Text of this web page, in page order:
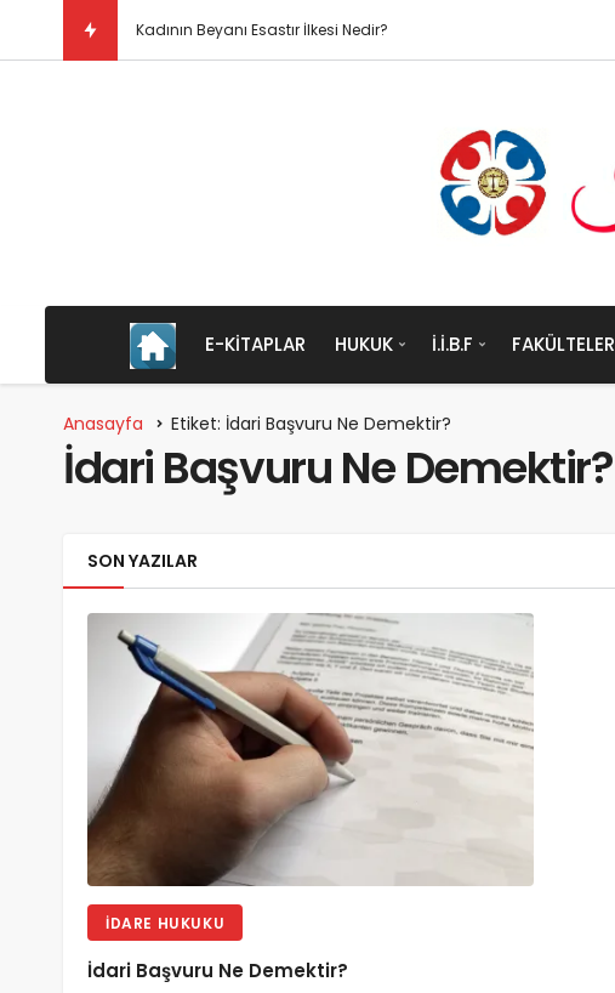
Kadının Beyanı Esastır İlkesi Nedir?
E-KITAPLAR HUKUK İ.İ.B.F FAKÜLTELER
Anasayfa Etiket: İdari Başvuru Ne Demektir?
İdari Başvuru Ne Demektir?
SON YAZILAR
İDARE HUKUKU
İdari Başvuru Ne Demektir?